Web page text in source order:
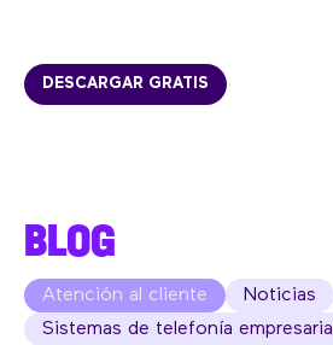
DESCARGAR GRATIS
BLOG
Atención al cliente Noticias
Sistemas de telefonía empresarial